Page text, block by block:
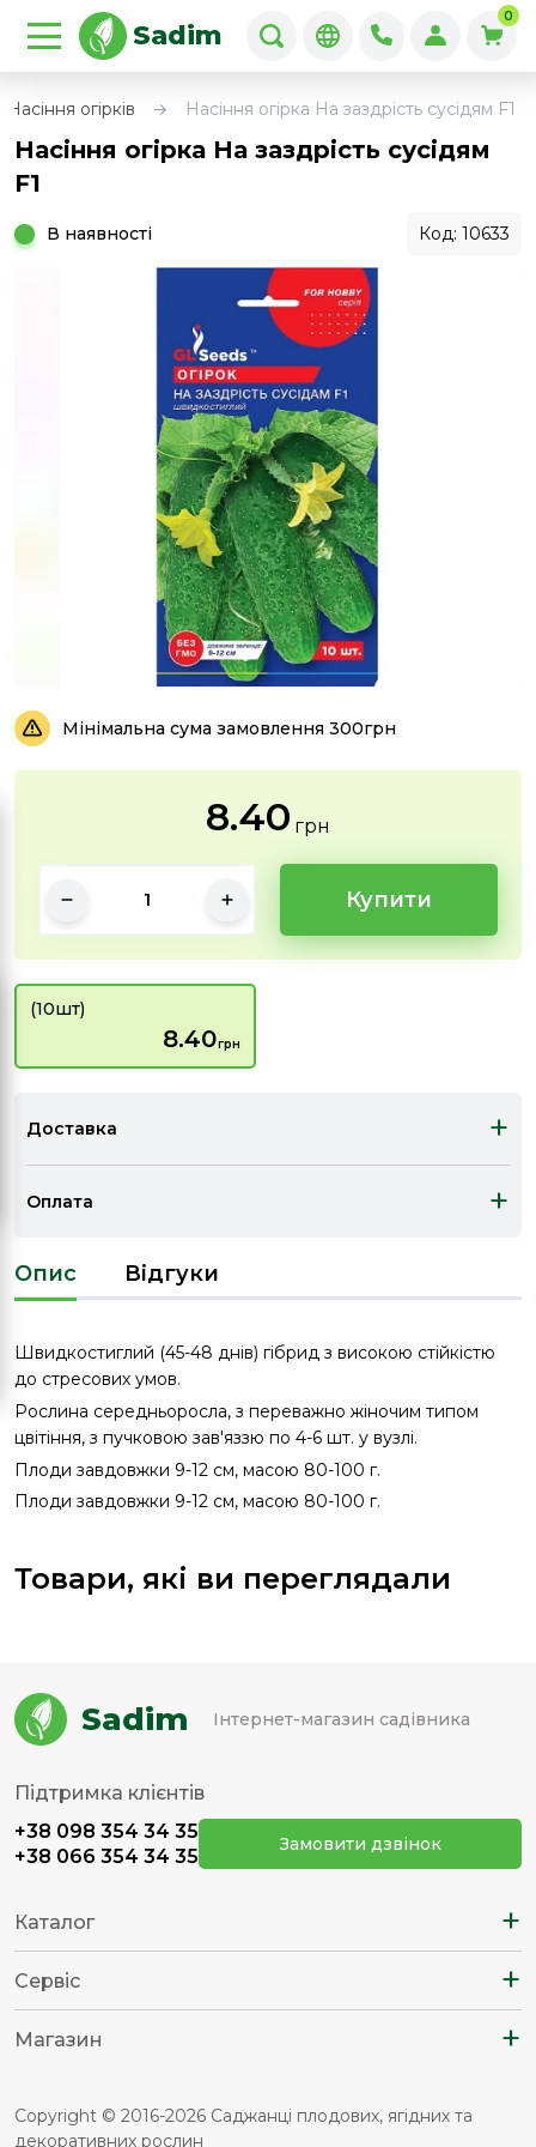
Sadim
0
Насіння огірків Насіння огірка На заздрість сусідям F1
Насіння огірка На заздрість сусідям
F1
В наявності Код: 10633
Мінімальна сума замовлення 300грн
8.40 грн
Купити
(10шт)
8.40грн
Доставка +
Оплата +
Опис Відгуки
Швидкостиглий (45-48 днів) гібрид з високою стійкістю
до стресових умов.
Рослина середньоросла, з переважно жіночим типом
цвітіння, з пучковою зав'яззю по 4-6 шт. у вузлі.
Плоди завдовжки 9-12 см, масою 80-100 г.
Плоди завдовжки 9-12 см, масою 80-100 г.
Товари, які ви переглядали
Sadim Інтернет-магазин садівника
Підтримка клієнтів
+38 098 354 34 35
+38 066 354 34 35
Замовити дзвінок
Каталог +
Сервіс +
Магазин +
Copyright © 2016-2026 Саджанці плодових, ягідних та
декоративних рослин